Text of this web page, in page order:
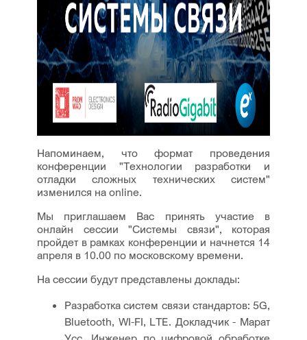
Напоминаем, что формат проведения
конференции "Технологии разработки и
отладки сложных технических систем"
изменился на online.
Мы приглашаем Вас принять участие в
онлайн сессии "Системы связи", которая
пройдет в рамках конференции и начнется 14
апреля в 10.00 по московскому времени.
На сессии будут представлены доклады:
Разработка систем связи стандартов: 5G,
Bluetooth, WI-FI, LTE. Докладчик - Марат